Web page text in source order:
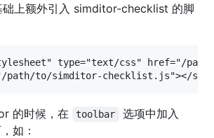
上额外引入 simditor-checklist 的脚
type="text/css" href="/
的时候，在 toolbar 选项中加入
如：